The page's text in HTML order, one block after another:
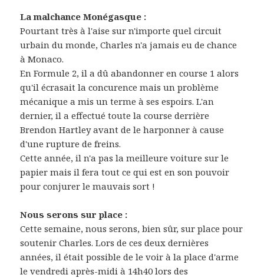
La malchance Monégasque :
Pourtant très à l'aise sur n'importe quel circuit
urbain du monde, Charles n'a jamais eu de chance
à Monaco.
En Formule 2, il a dû abandonner en course 1 alors
qu'il écrasait la concurence mais un problème
mécanique a mis un terme à ses espoirs. L'an
dernier, il a effectué toute la course derrière
Brendon Hartley avant de le harponner à cause
d'une rupture de freins.
Cette année, il n'a pas la meilleure voiture sur le
papier mais il fera tout ce qui est en son pouvoir
pour conjurer le mauvais sort !
Nous serons sur place :
Cette semaine, nous serons, bien sûr, sur place pour
soutenir Charles. Lors de ces deux dernières
années, il était possible de le voir à la place d'arme
le vendredi après-midi à 14h40 lors des